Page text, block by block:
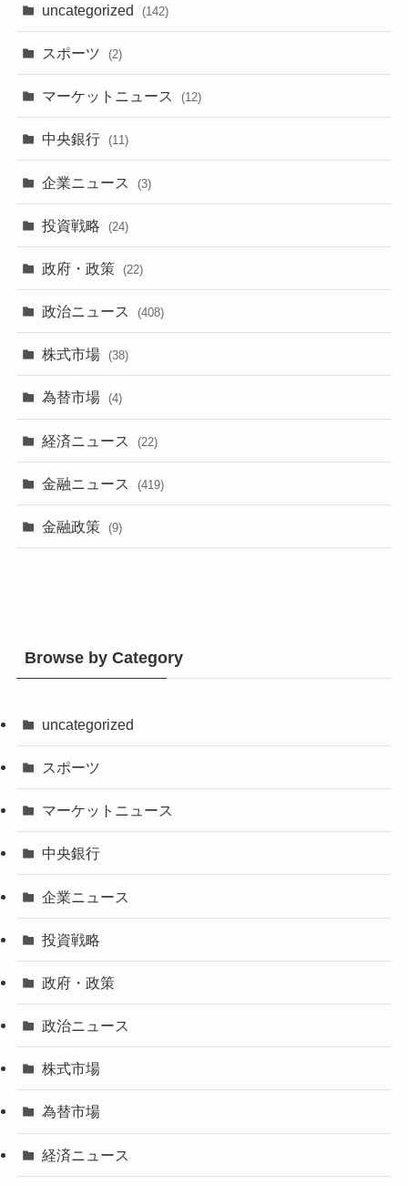
uncategorized (142)
スポーツ (2)
マーケットニュース (12)
中央銀行 (11)
企業ニュース (3)
投資戦略 (24)
政府・政策 (22)
政治ニュース (408)
株式市場 (38)
為替市場 (4)
経済ニュース (22)
金融ニュース (419)
金融政策 (9)
Browse by Category
uncategorized
スポーツ
マーケットニュース
中央銀行
企業ニュース
投資戦略
政府・政策
政治ニュース
株式市場
為替市場
経済ニュース